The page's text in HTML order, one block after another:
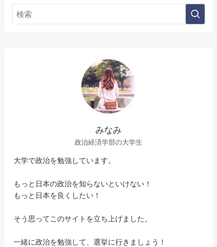
みなみ
政治経済学部の大学生
大学で政治を勉強しています。
もっと日本の政治を知らないといけない！
もっと日本を良くしたい！
そう思ってこのサイトを立ち上げました。
一緒に政治を勉強して、選挙に行きましょう！